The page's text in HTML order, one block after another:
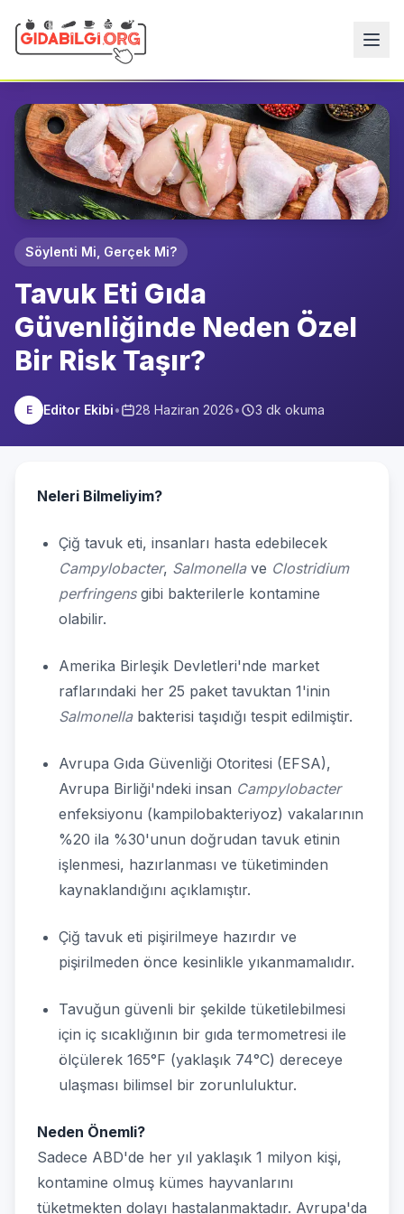
Söylenti Mi, Gerçek Mi?
Tavuk Eti Gıda
Güvenliğinde Neden Özel
Bir Risk Taşır?
E Editor Ekibi• 28 Haziran 2026• 3 dk okuma
Neleri Bilmeliyim?
Çiğ tavuk eti, insanları hasta edebilecek
Campylobacter, Salmonellave Clostridium
perfringensgibi bakterilerle kontamine
olabilir.
Amerika Birleşik Devletleri'nde market
raflarındaki her 25 paket tavuktan 1'inin
Salmonellabakterisi taşıdığı tespit edilmiştir.
Avrupa Gıda Güvenliği Otoritesi (EFSA),
Avrupa Birliği'ndeki insan Campylobacter
enfeksiyonu (kampilobakteriyoz) vakalarının
%20 ila %30'unun doğrudan tavuk etinin
işlenmesi, hazırlanması ve tüketiminden
kaynaklandığını açıklamıştır.
Çiğ tavuk eti pişirilmeye hazırdır ve
pişirilmeden önce kesinlikle yıkanmamalıdır.
Tavuğun güvenli bir şekilde tüketilebilmesi
için iç sıcaklığının bir gıda termometresi ile
ölçülerek 165°F (yaklaşık 74°C) dereceye
ulaşması bilimsel bir zorunluluktur.
Neden Önemli?
Sadece ABD'de her yıl yaklaşık 1 milyon kişi,
kontamine olmuş kümes hayvanlarını
tüketmekten dolayı hastalanmaktadır. Avrupa'da